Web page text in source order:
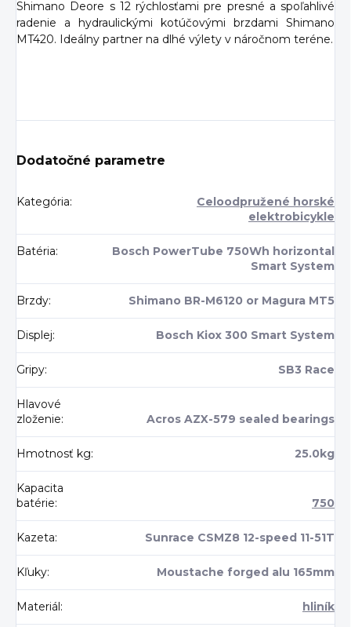
Shimano Deore s 12 rýchlosťami pre presné a spoľahlivé
radenie a hydraulickými kotúčovými brzdami Shimano
MT420. Ideálny partner na dlhé výlety v náročnom teréne.
Dodatočné parametre
Kategória:
Celoodpružené horské
elektrobicykle
Batéria:
Bosch PowerTube 750Wh horizontal
Smart System
Brzdy: Shimano BR-M6120 or Magura MT5
Displej: Bosch Kiox 300 Smart System
Gripy: SB3 Race
Hlavové
zloženie: Acros AZX-579 sealed bearings
Hmotnosť kg: 25.0kg
Kapacita
batérie: 750
Kazeta: Sunrace CSMZ8 12-speed 11-51T
Kľuky: Moustache forged alu 165mm
Materiál : hliník